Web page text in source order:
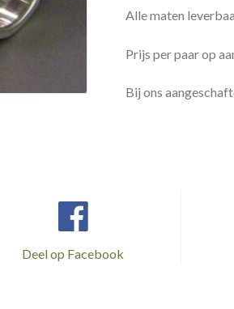
Alle maten
Prijs per paar op
Bij ons
Deel op Facebook